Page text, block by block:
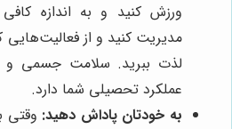
ورزش کنید و به اندازه
مدیریت کنید و از
لذت ببرید. سلامت جسمی و
عملکرد تحصیلی شما دارد.
به خودتان پاداش دهید: وقتی